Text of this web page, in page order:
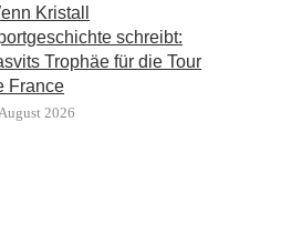
Kristall
schreibt:
Trophäe für die Tour
France
2026